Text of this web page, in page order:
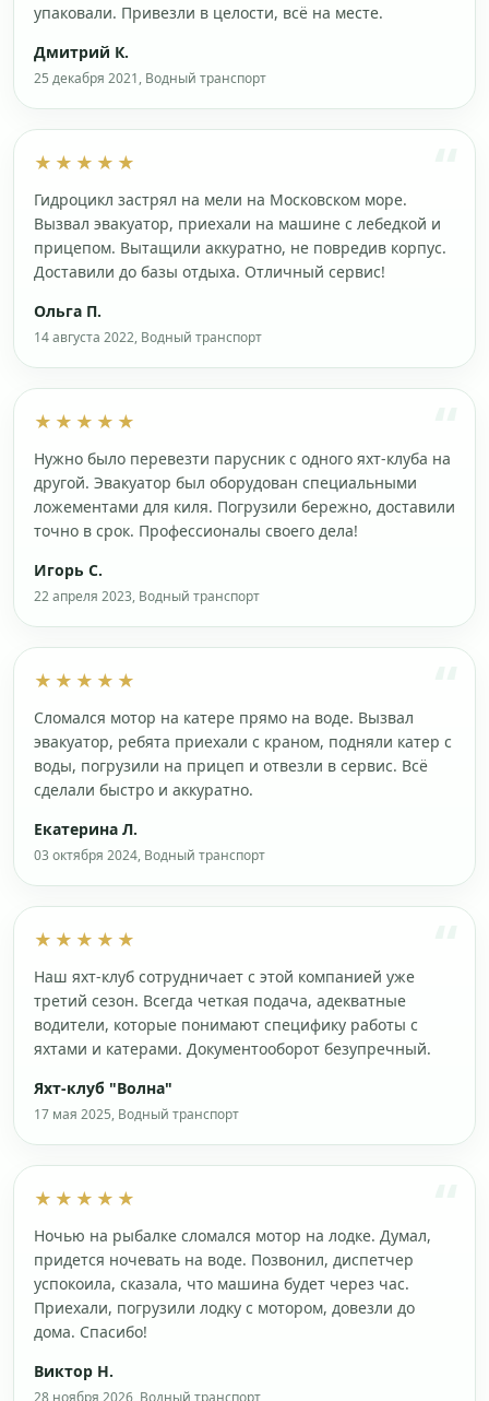
упаковали. Привезли в целости, всё на месте.
Дмитрий К.
25 декабря 2021, Водный транспорт
★★★★★
Гидроцикл застрял на мели на Московском море.
Вызвал эвакуатор, приехали на машине с лебедкой и
прицепом. Вытащили аккуратно, не повредив корпус.
Доставили до базы отдыха. Отличный сервис!
Ольга П.
14 августа 2022, Водный транспорт
★★★★★
Нужно было перевезти парусник с одного яхт-клуба на
другой. Эвакуатор был оборудован специальными
ложементами для киля. Погрузили бережно, доставили
точно в срок. Профессионалы своего дела!
Игорь С.
22 апреля 2023, Водный транспорт
★★★★★
Сломался мотор на катере прямо на воде. Вызвал
эвакуатор, ребята приехали с краном, подняли катер с
воды, погрузили на прицеп и отвезли в сервис. Всё
сделали быстро и аккуратно.
Екатерина Л.
03 октября 2024, Водный транспорт
★★★★★
Наш яхт-клуб сотрудничает с этой компанией уже
третий сезон. Всегда четкая подача, адекватные
водители, которые понимают специфику работы с
яхтами и катерами. Документооборот безупречный.
Яхт-клуб "Волна"
17 мая 2025, Водный транспорт
★★★★★
Ночью на рыбалке сломался мотор на лодке. Думал,
придется ночевать на воде. Позвонил, диспетчер
успокоила, сказала, что машина будет через час.
Приехали, погрузили лодку с мотором, довезли до
дома. Спасибо!
Виктор Н.
28 ноября 2026, Водный транспорт